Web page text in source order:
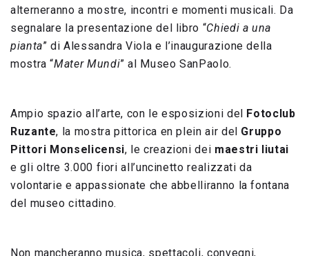
alterneranno a mostre, incontri e momenti musicali. Da
segnalare la presentazione del libro “Chiedi a una
pianta” di Alessandra Viola e l’inaugurazione della
mostra “Mater Mundi” al Museo SanPaolo.
Ampio spazio all’arte, con le esposizioni del
Fotoclub
Ruzante, la mostra pittorica en plein air del Gruppo
Pittori Monselicensi, le creazioni dei maestri liutai
e gli oltre 3.000 fiori all’uncinetto realizzati da
volontarie e appassionate che abbelliranno la fontana
del museo cittadino.
Non mancheranno musica, spettacoli, convegni,